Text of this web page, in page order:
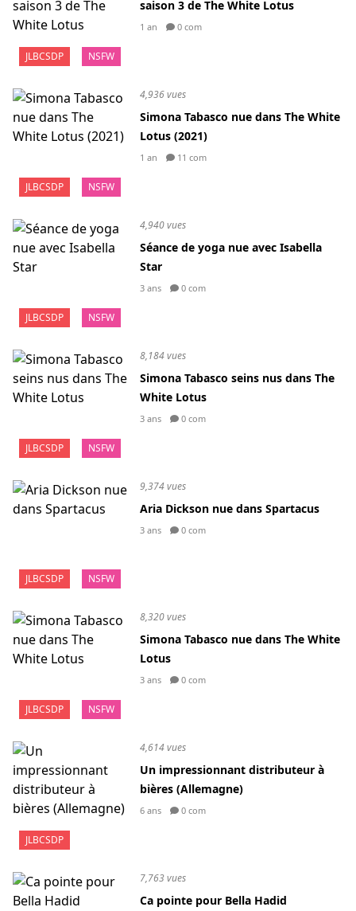
JLBCSDP NSFW
saison 3 de The White Lotus
1 an 0 com
JLBCSDP NSFW
4,936 vues
Simona Tabasco nue dans The White
Lotus (2021)
1 an 11 com
JLBCSDP NSFW
4,940 vues
Séance de yoga nue avec Isabella
Star
3 ans 0 com
JLBCSDP NSFW
8,184 vues
Simona Tabasco seins nus dans The
White Lotus
3 ans 0 com
JLBCSDP NSFW
9,374 vues
Aria Dickson nue dans Spartacus
3 ans 0 com
JLBCSDP NSFW
8,320 vues
Simona Tabasco nue dans The White
Lotus
3 ans 0 com
JLBCSDP
4,614 vues
Un impressionnant distributeur à
bières (Allemagne)
6 ans 0 com
7,763 vues
Ca pointe pour Bella Hadid